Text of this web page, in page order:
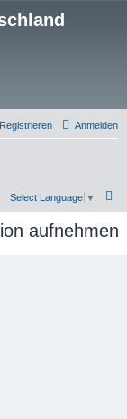
Anmelden
Registrieren
c
Select Language ▼
aufnehmen